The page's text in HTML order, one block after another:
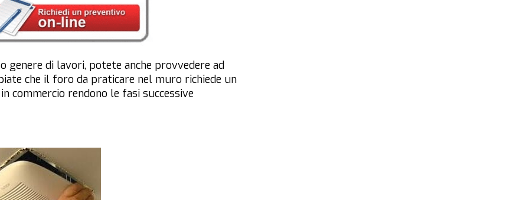
genere di lavori, potete anche provvedere ad
che il foro da praticare nel muro richiede un
commercio rendono le fasi successive